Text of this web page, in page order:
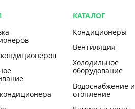
КАТАЛОГ
Кондиционеры
Вентиляция
Холодильное
оборудование
Водоснабжение и
отопление